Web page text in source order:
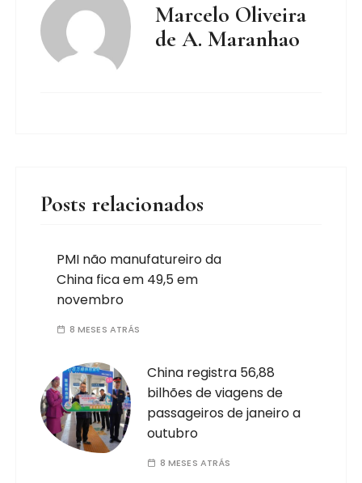
Marcelo Oliveira
de A. Maranhao
Posts relacionados
PMI não manufatureiro da
China fica em 49,5 em
novembro
8 MESES ATRÁS
China registra 56,88
bilhões de viagens de
passageiros de janeiro a
outubro
8 MESES ATRÁS